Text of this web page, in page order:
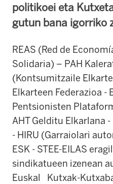
politikoei eta
gutun bana igorriko
REAS (Red de
Solidaria) – PAH
(Kontsumitzaile
Elkarteen Federazioa -
Pentsionisten
AHT Gelditu Elkarlana
- HIRU (Garraiolari
ESK - STEE-EILAS
sindikatueen izenean
Euskal Kutxak-